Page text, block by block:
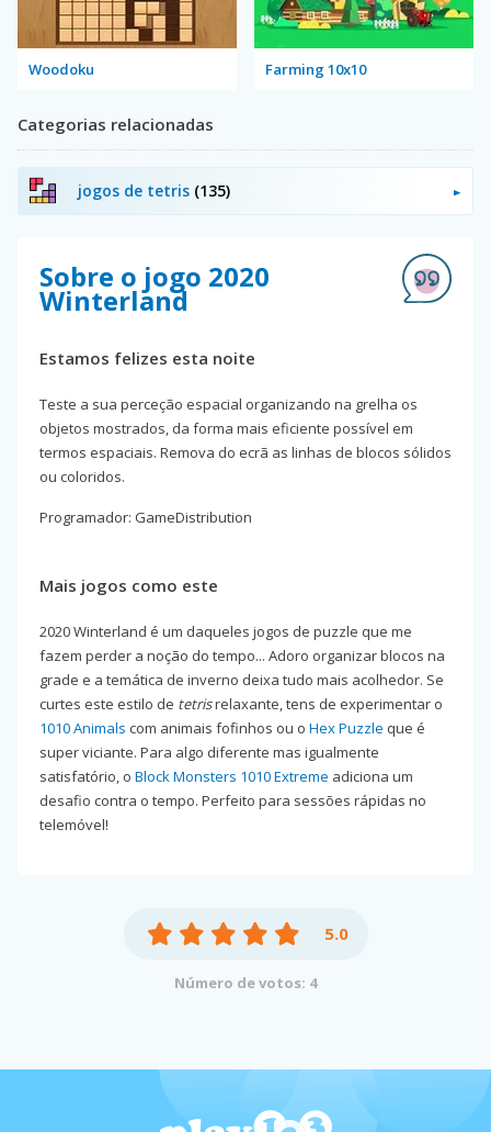
Woodoku Farming 10x10
Categorias relacionadas
jogos de tetris (135)
Sobre o jogo 2020
Winterland
Estamos felizes esta noite
Teste a sua perceção espacial organizando na grelha os
objetos mostrados, da forma mais eficiente possível em
termos espaciais. Remova do ecrã as linhas de blocos sólidos
ou coloridos.
Programador: GameDistribution
Mais jogos como este
2020 Winterland é um daqueles jogos de puzzle que me
fazem perder a noção do tempo... Adoro organizar blocos na
grade e a temática de inverno deixa tudo mais acolhedor. Se
curtes este estilo de tetrisrelaxante, tens de experimentar o
1010 Animals com animais fofinhos ou o Hex Puzzle que é
super viciante. Para algo diferente mas igualmente
satisfatório, o Block Monsters 1010 Extreme adiciona um
desafio contra o tempo. Perfeito para sessões rápidas no
telemóvel!
5.0
Número de votos: 4